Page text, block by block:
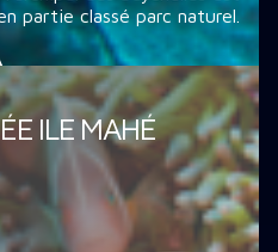
partie classé parc naturel.
ILE MAHÉ